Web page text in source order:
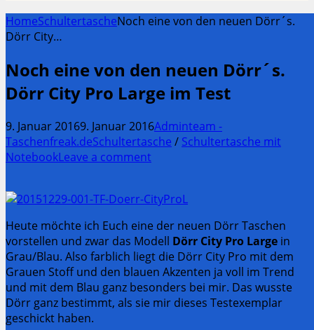
HomeSchultertascheNoch eine von den neuen Dörr´s.
Dörr City…
Noch eine von den neuen Dörr´s.
Dörr City Pro Large im Test
9. Januar 20169. Januar 2016Adminteam -
Taschenfreak.deSchultertasche / Schultertasche mit
NotebookLeave a comment
Heute möchte ich Euch eine der neuen Dörr Taschen
vorstellen und zwar das Modell Dörr City Pro Large in
Grau/Blau. Also farblich liegt die Dörr City Pro mit dem
Grauen Stoff und den blauen Akzenten ja voll im Trend
und mit dem Blau ganz besonders bei mir. Das wusste
Dörr ganz bestimmt, als sie mir dieses Testexemplar
geschickt haben.